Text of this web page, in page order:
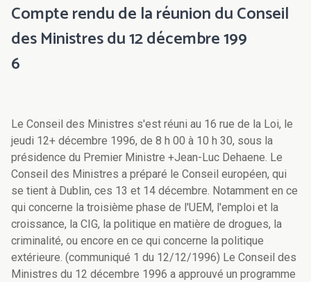
Compte rendu de la réunion du Conseil
des Ministres du 12 décembre 199
6
Le Conseil des Ministres s'est réuni au 16 rue de la Loi, le
jeudi 12+ décembre 1996, de 8 h 00 à 10 h 30, sous la
présidence du Premier Ministre +Jean-Luc Dehaene. Le
Conseil des Ministres a préparé le Conseil européen, qui
se tient à Dublin, ces 13 et 14 décembre. Notamment en ce
qui concerne la troisième phase de l'UEM, l'emploi et la
croissance, la CIG, la politique en matière de drogues, la
criminalité, ou encore en ce qui concerne la politique
extérieure. (communiqué 1 du 12/12/1996) Le Conseil des
Ministres du 12 décembre 1996 a approuvé un programme